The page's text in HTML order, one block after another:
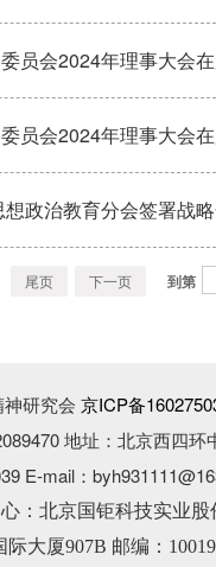
员会2024年理事大会
员会2024年理事大会
尾页 下一页 到第
研究会 京ICP备
地址：北京西四环
E-mail：
：北京国钜科技实业股
大厦907B 邮编：